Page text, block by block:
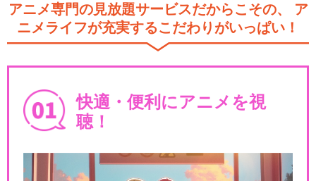
アニメ専門の見放題サービスだからこその、
ア
ニメライフが充実するこだわりがいっぱい！
快適・便利にアニメを視
聴！